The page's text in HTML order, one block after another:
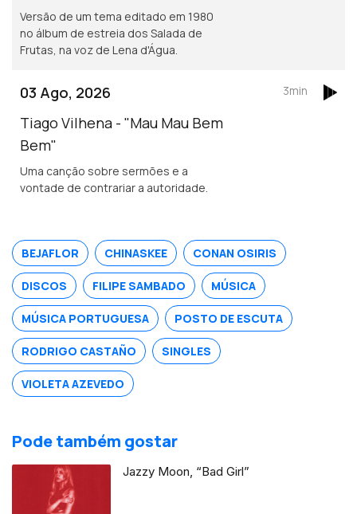
Versão de um tema editado em 1980
no álbum de estreia dos Salada de
Frutas, na voz de Lena d'Água.
03 Ago, 2026
Tiago Vilhena - "Mau Mau Bem
Bem"
Uma canção sobre sermões e a
vontade de contrariar a autoridade.
3min
BEJAFLOR CHINASKEE CONAN OSIRIS
DISCOS FILIPE SAMBADO MÚSICA
MÚSICA PORTUGUESA POSTO DE ESCUTA
RODRIGO CASTAÑO SINGLES
VIOLETA AZEVEDO
Pode também gostar
Jazzy Moon, “Bad Girl”